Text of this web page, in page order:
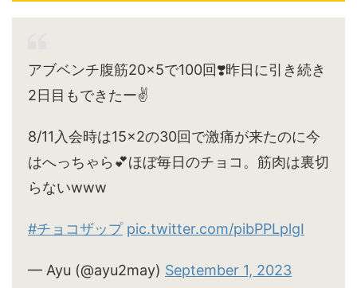
アブベンチ腹筋20×5で100回❣️昨日に引き続き
2日目もできたー✌️
8/11入会時は15×2の30回で激痛が来たのに今
はへっちゃら💕ほぼ毎日のチョコ。筋肉は裏切
らないwww
#チョコザップ pic.twitter.com/pibPPLplgI
— Ayu (@ayu2may) September 1, 2023